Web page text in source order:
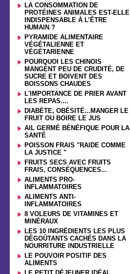
LA CONSOMMATION DE
PROTÉINES ANIMALES EST-ELLE
INDISPENSABLE À L’ÊTRE
HUMAIN ?
PYRAMIDE ALIMENTAIRE
VÉGÉTALIENNE ET
VÉGÉTARIENNE
POURQUOI LES CHINOIS
MANGENT PEU DE CRUDITÉ, DE
SUCRE ET BOIVENT DES
BOISSONS CHAUDES
L'IMPORTANCE DE PRIER AVANT
LES REPAS....
DIABÈTE, OBÉSITÉ...MANGER LE
FRUIT OU BOIRE LE JUS
AIL GERMÉ BÉNÉFIQUE POUR LA
SANTÉ
POISSON FRAIS "RAIDE COMME
LA JUSTICE "
FRUITS SECS AVEC FRUITS
FRAIS, CONSÉQUENCES...
ALIMENTS PRO-
INFLAMMATOIRES
ALIMENTS ANTI-
INFLAMMATOIRES
8 VOLEURS DE VITAMINES ET
MINÉRAUX
LES 10 INGRÉDIENTS LES PLUS
DÉGOÛTANTS CACHÉS DANS LA
NOURRITURE INDUSTRIELLE
LE POUVOIR POSITIF DES
ALIMENTS